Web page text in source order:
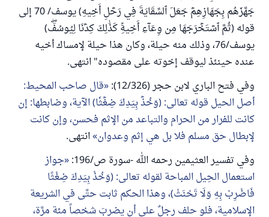
جَهَّزَهُم بِجَهَازِهِمۡ جَعَلَ ٱلسِّقَايَةَ فِي رَحۡلِ أَخِيهِ) يوسف/ 70 إلى
قوله (ثُمَّ ٱسۡتَخۡرَجَهَا مِن وِعَآءِ أَخِيهِۚ كَذَٰلِكَ كِدۡنَا لِيُوسُفَۖ)
يوسف/76، وذلك منه حيلة، وكان هذا حيلة لإمساك أخيه
عنده حينئذ ليوقف إخوته على مقصوده" انتهى.
وفي فتح الباري لابن حجر (12/326):
قال صاحب المحيط:
أصل الحيل قوله تعالى: (وَخُذۡ بِيَدِكَ ضِغۡثٗا) الآية، وضابطها: إن
كانت للفرار من الحرام والتباعد من الإثم فحسن، وإن كانت
لإبطال حق مسلم فلا بل هي إثم وعدوان انتهى.
وفي تفسير العثيمين رحمه الله -سورة ص/196:
جواز
استعمال الحِيل المباحة لقوله تعالى: (وَخُذْ بِيَدِكَ ضِغْثًا
فَاضْرِبْ بِهِ وَلَا تَحْنَثْ)، وهذا الحكم ثابت حتَّى في الشريعة
الإسلامية، فلو حلف رجلٌ على أن يضربَ شخصاً مئة مرَّة،